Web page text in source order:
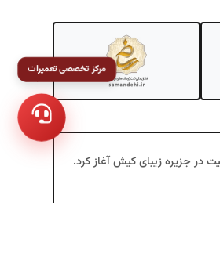
است. فعالیت خود را در سال ۱۳۷۶ با واردات محصولات بادی با کیفیت در جزیره زیبای کیش آغاز کرد.
اینتکس در ایران تبدیل شده
مرکز تخصصی تعمیرات